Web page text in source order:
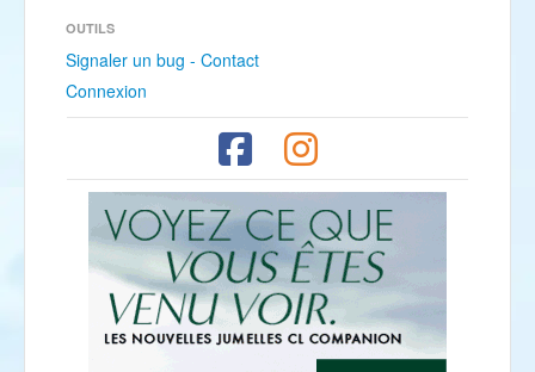
OUTILS
Signaler un bug - Contact
Connexion